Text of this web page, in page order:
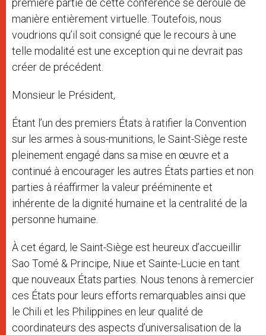
première partie de cette conférence se déroule de
manière entièrement virtuelle. Toutefois, nous
voudrions qu’il soit consigné que le recours à une
telle modalité est une exception qui ne devrait pas
créer de précédent.
Monsieur le Président,
Étant l’un des premiers États à ratifier la Convention
sur les armes à sous-munitions, le Saint-Siège reste
pleinement engagé dans sa mise en œuvre et a
continué à encourager les autres États parties et non
parties à réaffirmer la valeur prééminente et
inhérente de la dignité humaine et la centralité de la
personne humaine.
À cet égard, le Saint-Siège est heureux d’accueillir
Sao Tomé & Principe, Niue et Sainte-Lucie en tant
que nouveaux États parties. Nous tenons à remercier
ces États pour leurs efforts remarquables ainsi que
le Chili et les Philippines en leur qualité de
coordinateurs des aspects d’universalisation de la